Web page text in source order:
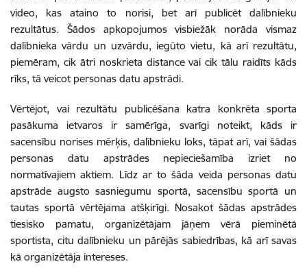
video, kas ataino to norisi, bet arī publicēt dalībnieku
rezultātus. Šādos apkopojumos visbiežāk norāda vismaz
dalībnieka vārdu un uzvārdu, iegūto vietu, kā arī rezultātu,
piemēram, cik ātri noskrieta distance vai cik tālu raidīts kāds
rīks, tā veicot personas datu apstrādi.
Vērtējot, vai rezultātu publicēšana katra konkrēta sporta
pasākuma ietvaros ir samērīga, svarīgi noteikt, kāds ir
sacensību norises mērķis, dalībnieku loks, tāpat arī, vai šādas
personas datu apstrādes nepieciešamība izriet no
normatīvajiem aktiem. Līdz ar to šāda veida personas datu
apstrāde augsto sasniegumu sportā, sacensību sportā un
tautas sportā vērtējama atšķirīgi. Nosakot šādas apstrādes
tiesisko pamatu, organizētājam jāņem vērā pieminētā
sportista, citu dalībnieku un pārējās sabiedrības, kā arī savas
kā organizētāja intereses.